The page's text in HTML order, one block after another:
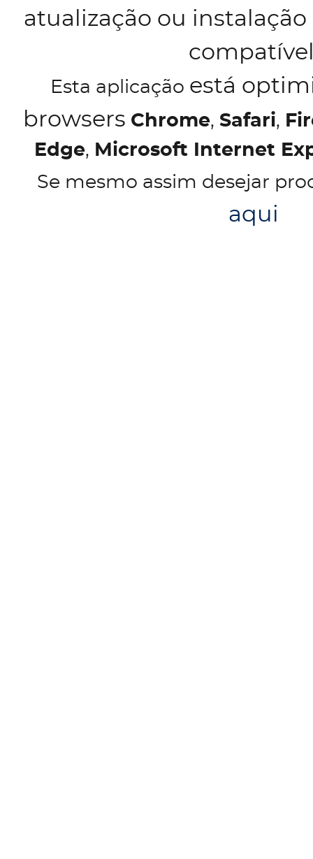
atualização ou
Esta aplicação está
browsers Chrome, Safari,
Edge, Microsoft Internet
Se mesmo assim desejar
aqui